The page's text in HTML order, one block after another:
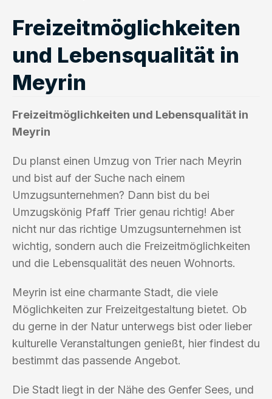
Freizeitmöglichkeiten
und Lebensqualität in
Meyrin
Freizeitmöglichkeiten und Lebensqualität in
Meyrin
Du planst einen Umzug von Trier nach Meyrin
und bist auf der Suche nach einem
Umzugsunternehmen? Dann bist du bei
Umzugskönig Pfaff Trier genau richtig! Aber
nicht nur das richtige Umzugsunternehmen ist
wichtig, sondern auch die Freizeitmöglichkeiten
und die Lebensqualität des neuen Wohnorts.
Meyrin ist eine charmante Stadt, die viele
Möglichkeiten zur Freizeitgestaltung bietet. Ob
du gerne in der Natur unterwegs bist oder lieber
kulturelle Veranstaltungen genießt, hier findest du
bestimmt das passende Angebot.
Die Stadt liegt in der Nähe des Genfer Sees, und